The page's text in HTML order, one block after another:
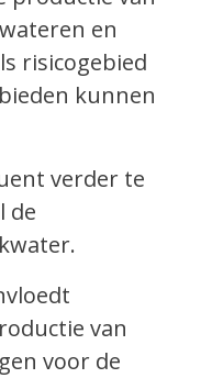
en
risicogebied
kunnen
verder te
de
van
voor de